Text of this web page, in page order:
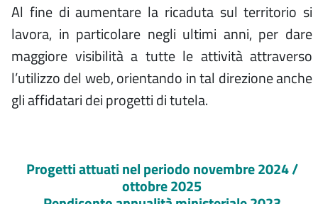
Al fine di aumentare la ricaduta sul territorio si
lavora, in particolare negli ultimi anni, per dare
maggiore visibilità a tutte le attività attraverso
l’utilizzo del web, orientando in tal direzione anche
gli affidatari dei progetti di tutela.
Progetti attuati nel periodo novembre 2024 /
ottobre 2025